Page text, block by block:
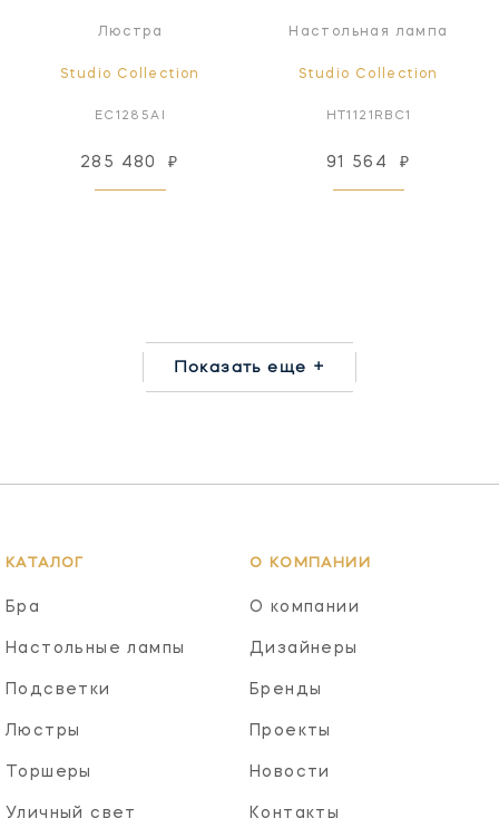
Люстра
Studio Collection
EC1285AI
285 480 ₽
Настольная лампа
Studio Collection
HT1121RBC1
91 564 ₽
Показать еще +
КАТАЛОГ
Бра
Настольные лампы
Подсветки
Люстры
Торшеры
Уличный свет
О КОМПАНИИ
О компании
Дизайнеры
Бренды
Проекты
Новости
Контакты